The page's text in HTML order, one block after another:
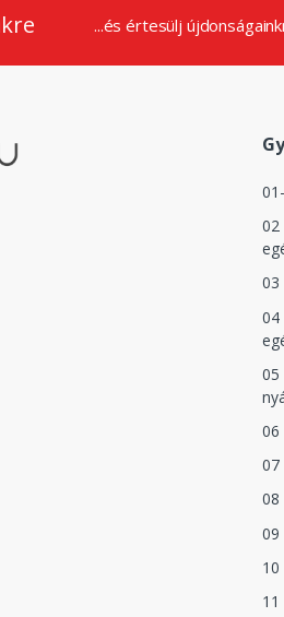
...és értesülj
02
03
04
05
06
07
08
09
10